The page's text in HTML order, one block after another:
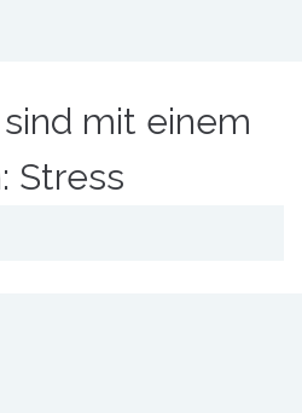
mit einem
Stress